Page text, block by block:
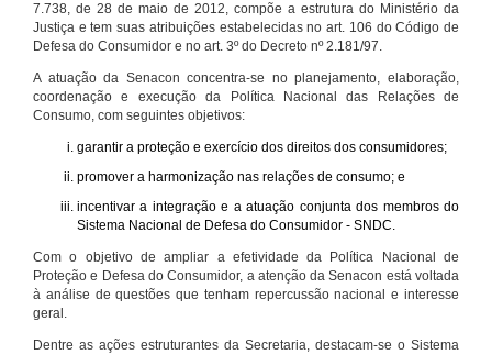
7.738, de 28 de maio de 2012, compõe a estrutura do Ministério da
Justiça e tem suas atribuições estabelecidas no art. 106 do Código de
Defesa do Consumidor e no art. 3º do Decreto nº 2.181/97.
A atuação da Senacon concentra-se no planejamento, elaboração,
coordenação e execução da Política Nacional das Relações de
Consumo, com seguintes objetivos:
garantir a proteção e exercício dos direitos dos consumidores;
promover a harmonização nas relações de consumo; e
incentivar a integração e a atuação conjunta dos membros do
Sistema Nacional de Defesa do Consumidor - SNDC.
Com o objetivo de ampliar a efetividade da Política Nacional de
Proteção e Defesa do Consumidor, a atenção da Senacon está voltada
à análise de questões que tenham repercussão nacional e interesse
geral.
Dentre as ações estruturantes da Secretaria, destacam-se o Sistema